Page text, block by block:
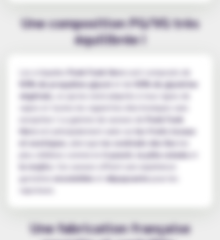
Une composition PG/VG très
équilibrée !
Les e-liquides Punk Funk Hero
sont composés de
50% de propylène glycol
50% de glycérine
végétale
, ce qui les rend adaptés à tous types de
vapes et toutes les cigarettes électroniques sans
exception ! La gamme de saveurs de
Punk Funk
Hero
les fruits locaux
et exotiques
es cocktails des îles
ti punch la piña colada
le mojito
ensoleillée dépaysante
Une fabrication française